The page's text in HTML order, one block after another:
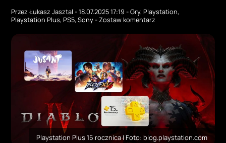
PrzezŁukasz Jasztal-18.07.2025 17:19-Gry,Playstation,
Playstation Plus,PS5,Sony-Zostaw komentarz
Playstation Plus 15 rocznica | Foto: blog.playstation.com